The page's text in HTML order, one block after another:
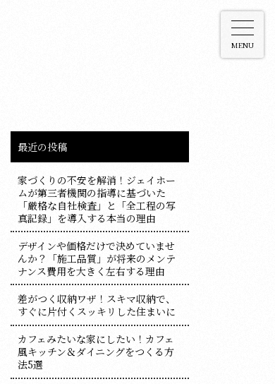
MENU
最近の投稿
家づくりの不安を解消！ジェイホー
ムが第三者機関の指導に基づいた
「厳格な自社検査」と「全工程の写
真記録」を導入する本当の理由
デザインや価格だけで決めていませ
んか？「施工品質」が将来のメンテ
ナンス費用を大きく左右する理由
差がつく収納ワザ！スキマ収納で、
すぐに片付くスッキリした住まいに
カフェみたいな家にしたい！カフェ
風キッチン＆ダイニングをつくる方
法5選